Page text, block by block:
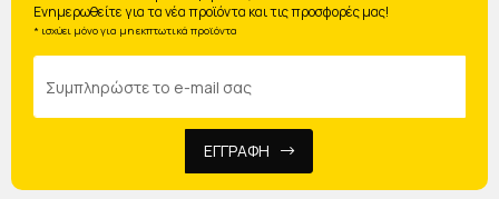
Ενημερωθείτε για τα νέα προϊόντα και τις προσφορές μας!
* ισχύει μόνο για μη εκπτωτικά προϊόντα
ΕΓΓΡΑΦΗ